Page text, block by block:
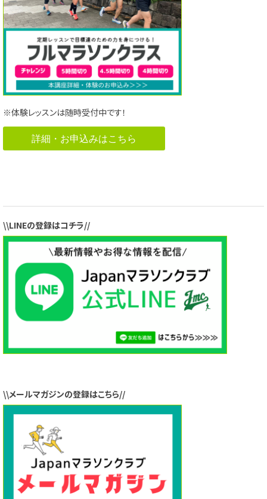
※体験レッスンは随時受付中です！
詳細・お申込みはこちら
\\LINEの登録はコチラ//
\\メールマガジンの登録はこちら//